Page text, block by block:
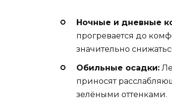
Ночные и дневные
прогревается до
значительно
Обильные осадки:
приносят
зелёными оттенками.